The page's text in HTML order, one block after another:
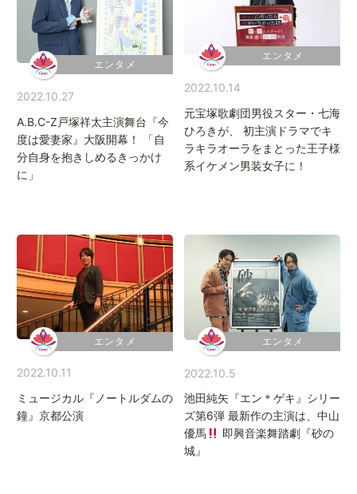
エンタメ
2022.10.27
A.B.C-Z戸塚祥太主演舞台『今
度は愛妻家』大阪開幕！ 「自
分自身を抱きしめるきっかけ
に」
エンタメ
2022.10.14
元宝塚歌劇団男役スター・七海
ひろきが、 初主演ドラマでキ
ラキラオーラをまとった王子様
系イケメン男装女子に！
エンタメ
2022.10.11
ミュージカル『ノートルダムの
鐘』京都公演
エンタメ
2022.10.5
池田純矢『エン＊ゲキ』シリー
ズ第6弾 最新作の主演は、中山
優馬
即興音楽舞踏劇『砂の
城』